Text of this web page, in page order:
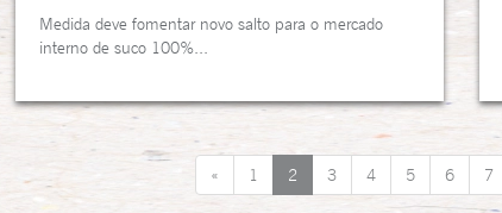
Medida deve fomentar novo salto para o mercado
interno de suco 100%...
« 1 2 3 4 5 6 7